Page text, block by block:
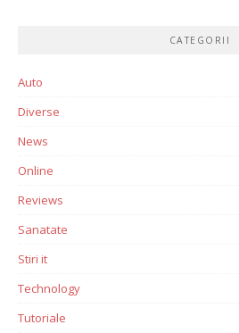
CATEGORII
Auto
Diverse
News
Online
Reviews
Sanatate
Stiri it
Technology
Tutoriale